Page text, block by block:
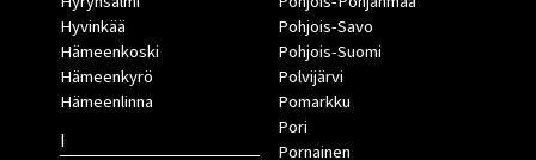
Hyvinkää
Hämeenkoski
Hämeenkyrö
Hämeenlinna
I
Pohjois-Savo
Pohjois-Suomi
Polvijärvi
Pomarkku
Pori
Pornainen